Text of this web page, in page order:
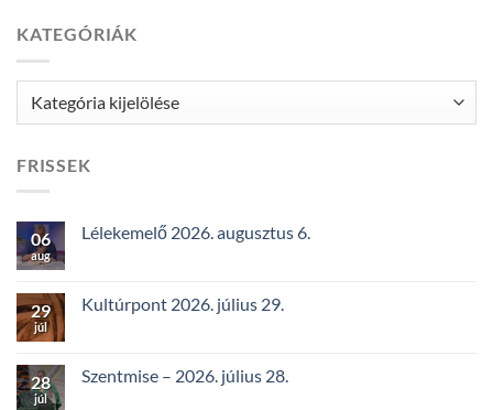
KATEGÓRIÁK
Kategóriák
FRISSEK
06
aug
Lélekemelő 2026. augusztus 6.
29
júl
Kultúrpont 2026. július 29.
28
júl
Szentmise – 2026. július 28.